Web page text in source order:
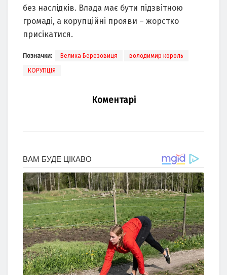
без наслідків. Влада має бути підзвітною
громаді, а корупційні прояви – жорстко
присікатися.
Позначки: Велика Березовиця володимир король
КОРУПЦІЯ
Коментарі